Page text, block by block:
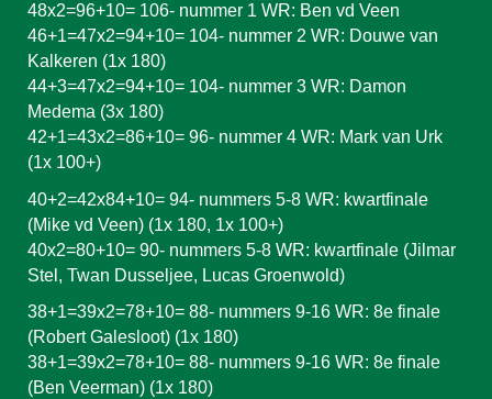
48x2=96+10= 106- nummer 1 WR: Ben vd Veen
46+1=47x2=94+10= 104- nummer 2 WR: Douwe van
Kalkeren (1x 180)
44+3=47x2=94+10= 104- nummer 3 WR: Damon
Medema (3x 180)
42+1=43x2=86+10= 96- nummer 4 WR: Mark van Urk
(1x 100+)
40+2=42x84+10= 94- nummers 5-8 WR: kwartfinale
(Mike vd Veen) (1x 180, 1x 100+)
40x2=80+10= 90- nummers 5-8 WR: kwartfinale (Jilmar
Stel, Twan Dusseljee, Lucas Groenwold)
38+1=39x2=78+10= 88- nummers 9-16 WR: 8e finale
(Robert Galesloot) (1x 180)
38+1=39x2=78+10= 88- nummers 9-16 WR: 8e finale
(Ben Veerman) (1x 180)